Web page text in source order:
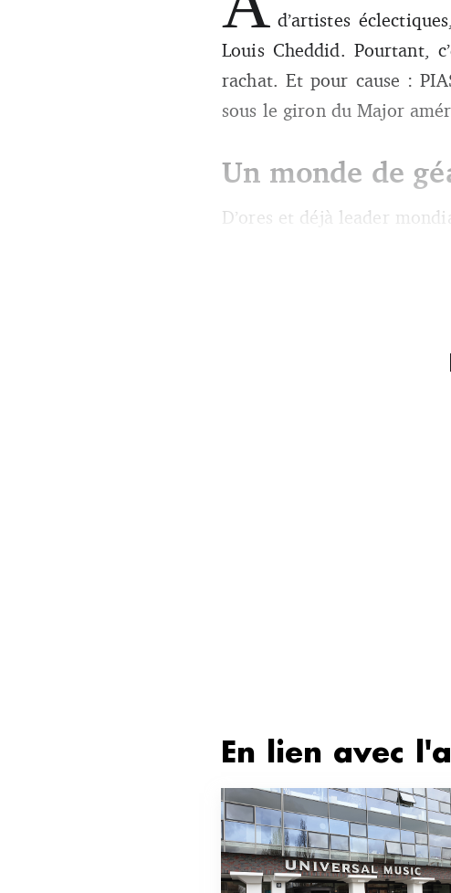
d’artistes
Louis Cheddid. Pourtant,
rachat. Et pour cause :
sous le giron du Major
Un monde de
D’ores et déjà leader
En lien avec